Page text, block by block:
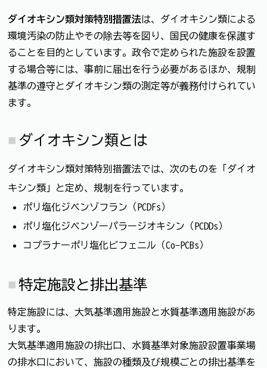
ダイオキシン類対策特別措置法は、ダイオキシン類による
環境汚染の防止やその除去等を図り、国民の健康を保護す
ることを目的としています。政令で定められた施設を設置
する場合等には、事前に届出を行う必要があるほか、規制
基準の遵守とダイオキシン類の測定等が義務付けられてい
ます。
ダイオキシン類とは
ダイオキシン類対策特別措置法では、次のものを「ダイオ
キシン類」と定め、規制を行っています。
ポリ塩化ジベンゾフラン（PCDFs）
ポリ塩化ジベンゾーパラージオキシン（PCDDs）
コプラナーポリ塩化ビフェニル（Co-PCBs）
特定施設と排出基準
特定施設には、大気基準適用施設と水質基準適用施設があ
ります。
大気基準適用施設の排出口、水質基準対象施設設置事業場
の排水口において、施設の種類及び規模ごとの排出基準を